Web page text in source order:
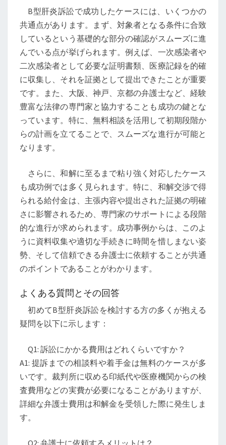
B型肝炎訴訟で成功したケースには、いくつかの
共通点があります。まず、対象者となる条件に合致
しているという基礎的な部分の確認がスムーズに進
んでいる点が挙げられます。例えば、一次感染者や
二次感染者として必要な証明書類、医療記録を的確
に収集し、それを証拠として提出できたことが重要
です。また、大阪、神戸、京都の弁護士など、経験
豊富な法律の専門家と協力することも成功の鍵とな
っています。特に、無料相談を活用して初期段階か
らの計画を立てることで、スムーズな進行が可能と
なります。
さらに、和解に至るまで粘り強く対応したケース
も成功例では多く見られます。特に、和解交渉で得
られる給付金は、主張内容や提出された証拠の明確
さに影響されるため、専門家のサポートによる段階
的な進行が求められます。成功事例からは、このよ
うに資料収集や適切な手続きに時間を惜しまない姿
勢、そして信頼できる弁護士に依頼することが共通
のポイントであることがわかります。
よくある質問とその回答
初めてB型肝炎訴訟を検討する方の多くが抱える
疑問を以下に示します：
Q1: 訴訟にかかる費用はどれくらいですか？
A1: 提訴までの相談料や着手金は無料のケースが多
いです。裁判所に収める印紙代や医療機関からの検
査費用などの実費が必要になることがありますが、
詳細な弁護士費用は和解金を受領した際に発生しま
す。
Q2: 弁護士に依頼するメリットは？